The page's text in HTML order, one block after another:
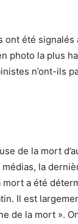
été signalés
photo la plus
n’ont-ils
de la mort
la
a été
Il est
de la mort ».